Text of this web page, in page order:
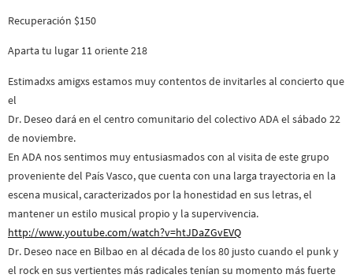
Recuperación $150
Aparta tu lugar 11 oriente 218
Estimadxs amigxs estamos muy contentos de invitarles al concierto que
el
Dr. Deseo dará en el centro comunitario del colectivo ADA el sábado 22
de noviembre.
En ADA nos sentimos muy entusiasmados con al visita de este grupo
proveniente del País Vasco, que cuenta con una larga trayectoria en la
escena musical, caracterizados por la honestidad en sus letras, el
mantener un estilo musical propio y la supervivencia.
http://www.youtube.com/watch?v=htJDaZGvEVQ
Dr. Deseo nace en Bilbao en al década de los 80 justo cuando el punk y
el rock en sus vertientes más radicales tenían su momento más fuerte